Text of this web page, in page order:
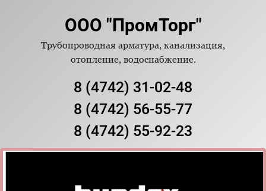
ООО "ПромТорг"
Трубопроводная арматура, канализация,
отопление, водоснабжение.
8 (4742) 31-02-48
8 (4742) 56-55-77
8 (4742) 55-92-23